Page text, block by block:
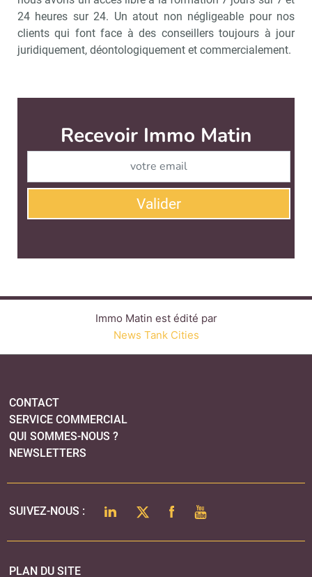
24 heures sur 24. Un atout non négligeable pour nos
clients qui font face à des conseillers toujours à jour
juridiquement, déontologiquement et commercialement.
Immo Matin est édité par
News Tank Cities
QUI SOMMES-NOUS ?
LINKEDINTWITTERFACEBOOK
YOUTUBE
PLAN DU SITE
MENTIONS LÉGALES
POLITIQUE DE CONFIDENTIALITÉ
COOKIES